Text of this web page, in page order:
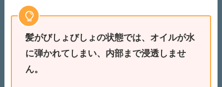
髪がびしょびしょの状態では、オイルが水
に弾かれてしまい、内部まで浸透しませ
ん。